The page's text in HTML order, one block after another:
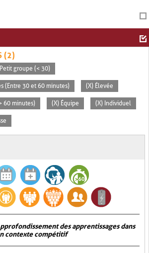
(2)
groupe (< 30)
(Entre 30 et 60 minutes) (X) Élevée
60 minutes) (X) Équipe (X) Individuel
des apprentissages dans
contexte compétitif